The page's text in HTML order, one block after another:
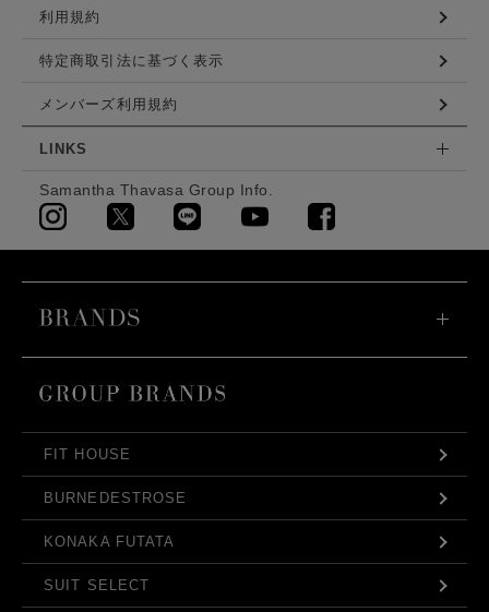
利用規約
特定商取引法に基づく表示
メンバーズ利用規約
LINKS
Samantha Thavasa Group Info.
FIT HOUSE
BURNEDESTROSE
KONAKA FUTATA
SUIT SELECT